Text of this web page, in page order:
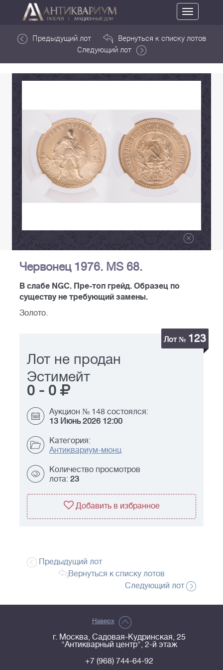
Toggle
navigation
Предыдущий лот
Вернуться к списку лотов
Следующий лот
Червонец 1976. MS 68.
В слабе NGC. Пре-топ грейд. Образец по
существу не требующий замены.
Золото.
Лот № 123
Лот не продан
Эстимейт
0 - 0
Аукцион № 148 состоялся:
13 Июнь 2026 12:00
Категория:
Антиквариум-мюнц
Количество просмотров
лота: 23
Добавить в избранное
Предыдущий лот
Вернуться к списку лотов
Следующий лот
Наверх
г. Москва, Садовая-Кудринская, 25
"Антикварный центр", 2-й этаж
+7 (968) 744-64-92